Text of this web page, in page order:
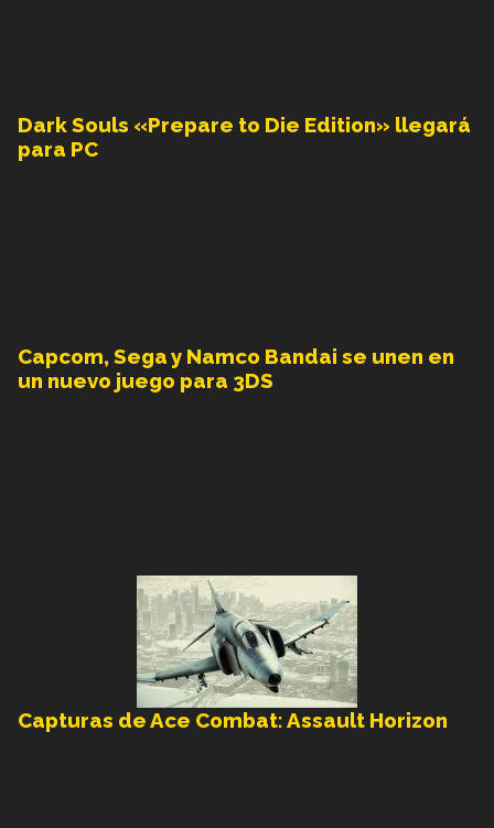
Dark Souls «Prepare to Die Edition» llegará
para PC
Capcom, Sega y Namco Bandai se unen en
un nuevo juego para 3DS
Capturas de Ace Combat: Assault Horizon